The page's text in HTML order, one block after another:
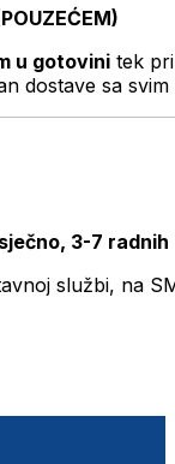
u gotovini tek
dostave sa svim
3-7 radnih
službi, na